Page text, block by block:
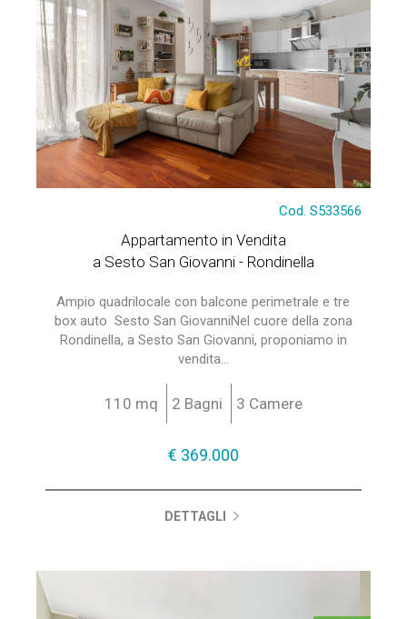
Cod. S533566
Appartamento in Vendita
a Sesto San Giovanni - Rondinella
Ampio quadrilocale con balcone perimetrale e tre
box auto  Sesto San GiovanniNel cuore della zona
Rondinella, a Sesto San Giovanni, proponiamo in
vendita...
110 mq 2 Bagni 3 Camere
€ 369.000
DETTAGLI